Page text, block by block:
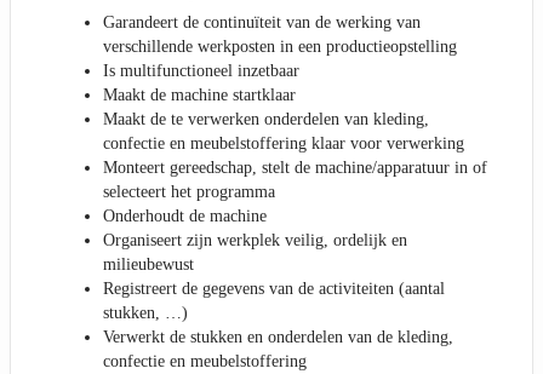
Garandeert de continuïteit van de werking van
verschillende werkposten in een productieopstelling
Is multifunctioneel inzetbaar
Maakt de machine startklaar
Maakt de te verwerken onderdelen van kleding,
confectie en meubelstoffering klaar voor verwerking
Monteert gereedschap, stelt de machine/apparatuur in of
selecteert het programma
Onderhoudt de machine
Organiseert zijn werkplek veilig, ordelijk en
milieubewust
Registreert de gegevens van de activiteiten (aantal
stukken, …)
Verwerkt de stukken en onderdelen van de kleding,
confectie en meubelstoffering